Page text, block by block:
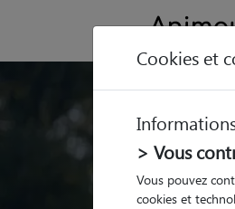
Parmi
Cookies et
> Vous
Vous pouvez
cookies et